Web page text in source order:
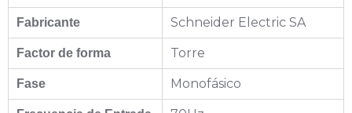
Fabricante Schneider Electric SA
Factor de forma Torre
Fase Monofásico